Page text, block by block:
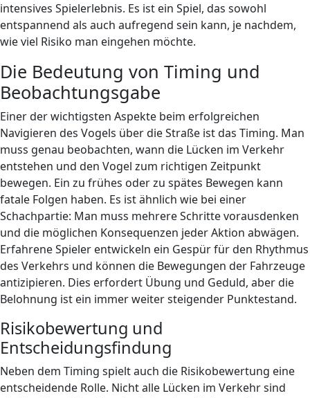
intensives Spielerlebnis. Es ist ein Spiel, das sowohl
entspannend als auch aufregend sein kann, je nachdem,
wie viel Risiko man eingehen möchte.
Die Bedeutung von Timing und
Beobachtungsgabe
Einer der wichtigsten Aspekte beim erfolgreichen
Navigieren des Vogels über die Straße ist das Timing. Man
muss genau beobachten, wann die Lücken im Verkehr
entstehen und den Vogel zum richtigen Zeitpunkt
bewegen. Ein zu frühes oder zu spätes Bewegen kann
fatale Folgen haben. Es ist ähnlich wie bei einer
Schachpartie: Man muss mehrere Schritte vorausdenken
und die möglichen Konsequenzen jeder Aktion abwägen.
Erfahrene Spieler entwickeln ein Gespür für den Rhythmus
des Verkehrs und können die Bewegungen der Fahrzeuge
antizipieren. Dies erfordert Übung und Geduld, aber die
Belohnung ist ein immer weiter steigender Punktestand.
Risikobewertung und
Entscheidungsfindung
Neben dem Timing spielt auch die Risikobewertung eine
entscheidende Rolle. Nicht alle Lücken im Verkehr sind